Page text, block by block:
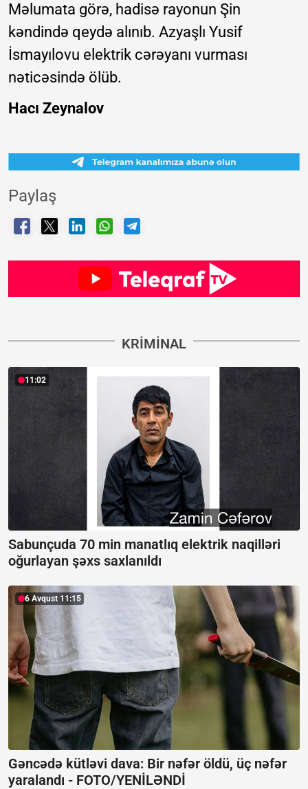
Məlumata görə, hadisə rayonun Şin
kəndində qeydə alınıb. Azyaşlı Yusif
İsmayılovu elektrik cərəyanı vurması
nəticəsində ölüb.
Hacı Zeynalov
Paylaş
KRIMINAL
11:02
Sabunçuda 70 min manatlıq elektrik naqilləri
oğurlayan şəxs saxlanıldı
6 Avqust 11:15
Gəncədə kütləvi dava: Bir nəfər öldü, üç nəfər
yaralandı - FOTO/YENİLƏNDİ